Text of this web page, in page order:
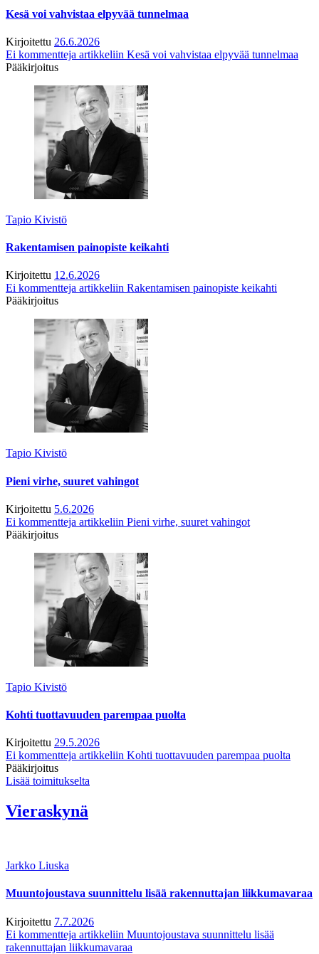
Kesä voi vahvistaa elpyvää tunnelmaa
Kirjoitettu 26.6.2026
Ei kommentteja artikkeliin Kesä voi vahvistaa elpyvää tunnelmaa
Pääkirjoitus
Tapio Kivistö
Rakentamisen painopiste keikahti
Kirjoitettu 12.6.2026
Ei kommentteja artikkeliin Rakentamisen painopiste keikahti
Pääkirjoitus
Tapio Kivistö
Pieni virhe, suuret vahingot
Kirjoitettu 5.6.2026
Ei kommentteja artikkeliin Pieni virhe, suuret vahingot
Pääkirjoitus
Tapio Kivistö
Kohti tuottavuuden parempaa puolta
Kirjoitettu 29.5.2026
Ei kommentteja artikkeliin Kohti tuottavuuden parempaa puolta
Pääkirjoitus
Lisää toimitukselta
Vieraskynä
Jarkko Liuska
Muuntojoustava suunnittelu lisää rakennuttajan liikkumavaraa
Kirjoitettu 7.7.2026
Ei kommentteja artikkeliin Muuntojoustava suunnittelu lisää
rakennuttajan liikkumavaraa